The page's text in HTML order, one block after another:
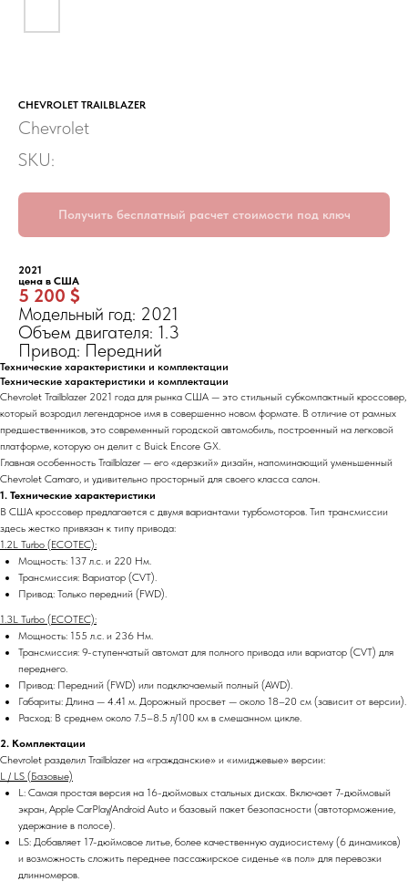
CHEVROLET TRAILBLAZER
Chevrolet
SKU:
Получить бесплатный расчет стоимости под ключ
2021
цена в США
5 200 $
Модельный год: 2021
Объем двигателя: 1.3
Привод: Передний
Технические характеристики и комплектации
Технические характеристики и комплектации
Chevrolet Trailblazer 2021 года для рынка США — это стильный субкомпактный кроссовер,
который возродил легендарное имя в совершенно новом формате. В отличие от рамных
предшественников, это современный городской автомобиль, построенный на легковой
платформе, которую он делит с Buick Encore GX.
Главная особенность Trailblazer — его «дерзкий» дизайн, напоминающий уменьшенный
Chevrolet Camaro, и удивительно просторный для своего класса салон.
1. Технические характеристики
В США кроссовер предлагается с двумя вариантами турбомоторов. Тип трансмиссии
здесь жестко привязан к типу привода:
1.2L Turbo (ECOTEC):
Мощность: 137 л.с. и 220 Нм.
Трансмиссия: Вариатор (CVT).
Привод: Только передний (FWD).
1.3L Turbo (ECOTEC):
Мощность: 155 л.с. и 236 Нм.
Трансмиссия: 9-ступенчатый автомат для полного привода или вариатор (CVT) для
переднего.
Привод: Передний (FWD) или подключаемый полный (AWD).
Габариты: Длина — 4.41 м. Дорожный просвет — около 18–20 см (зависит от версии).
Расход: В среднем около 7.5–8.5 л/100 км в смешанном цикле.
2. Комплектации
Chevrolet разделил Trailblazer на «гражданские» и «имиджевые» версии:
L / LS (Базовые)
L: Самая простая версия на 16-дюймовых стальных дисках. Включает 7-дюймовый
экран, Apple CarPlay/Android Auto и базовый пакет безопасности (автоторможение,
удержание в полосе).
LS: Добавляет 17-дюймовое литье, более качественную аудиосистему (6 динамиков)
и возможность сложить переднее пассажирское сиденье «в пол» для перевозки
длинномеров.